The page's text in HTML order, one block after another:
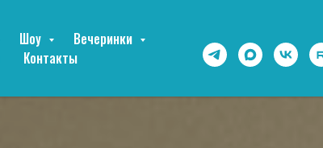
Шоу
Вечеринки
Контакты